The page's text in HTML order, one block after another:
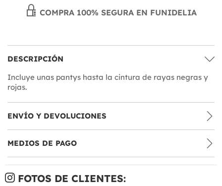
COMPRA 100% SEGURA EN FUNIDELIA
DESCRIPCIÓN
Incluye unas pantys hasta la cintura de rayas negras y
rojas.
ENVÍO Y DEVOLUCIONES
MEDIOS DE PAGO
FOTOS DE CLIENTES: